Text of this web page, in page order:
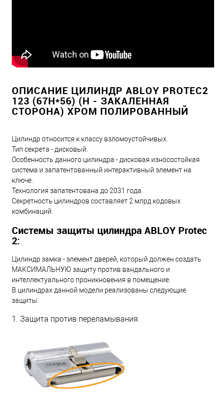
ОПИСАНИЕ ЦИЛИНДР ABLOY PROTEC2
123 (67H*56) (H - ЗАКАЛЕННАЯ
СТОРОНА) ХРОМ ПОЛИРОВАННЫЙ
Цилиндр относится к классу взломоустойчивых.
Тип секрета - дисковый.
Особенность данного цилиндра - дисковая износостойкая
система и запатентованный интерактивный элемент на
ключе.
Технология запатентована до 2031 года.
Секретность цилиндров составляет 2 млрд кодовых
комбинаций.
Системы защиты цилиндра ABLOY Protec
2:
Цилиндр замка - элемент дверей, который должен создать
МАКСИМАЛЬНУЮ защиту против вандального и
интеллектуального проникновения в помещение.
В цилиндрах данной модели реализованы следующие
защиты.
1. Защита против переламывания.